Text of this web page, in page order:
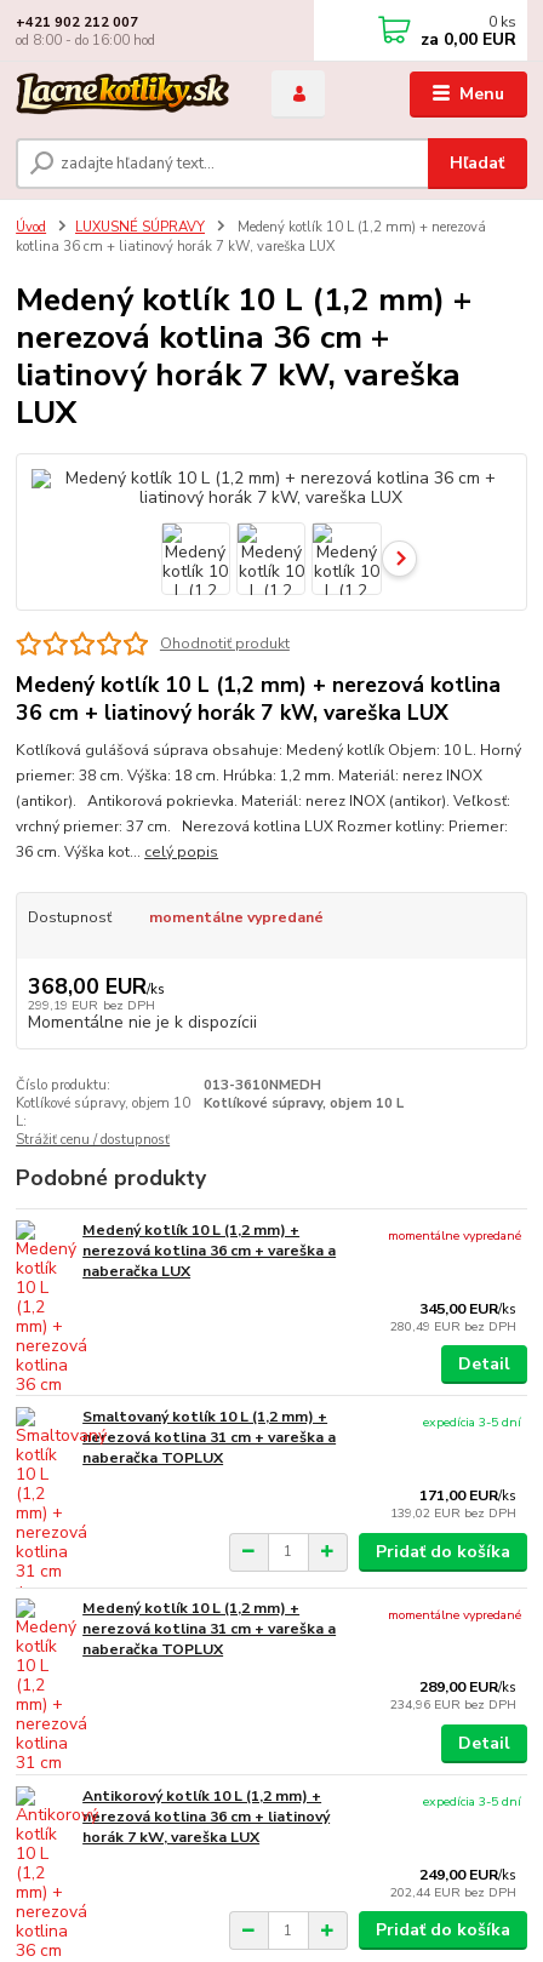
Menu
Hľadať
+421 902 212 007
od 8:00 - do 16:00 hod
0 ks
za 0,00 EUR
Úvod LUXUSNÉ SÚPRAVY
Medený kotlík 10 L (1,2 mm) + nerezová
kotlina 36 cm + liatinový horák 7 kW, vareška LUX
Medený kotlík 10 L (1,2 mm) +
nerezová kotlina 36 cm +
liatinový horák 7 kW, vareška
LUX
Ohodnotiť produkt
Medený kotlík 10 L (1,2 mm) + nerezová kotlina
36 cm + liatinový horák 7 kW, vareška LUX
Kotlíková gulášová súprava obsahuje: Medený kotlík Objem: 10 L. Horný
priemer: 38 cm. Výška: 18 cm. Hrúbka: 1,2 mm. Materiál: nerez INOX
(antikor). Antikorová pokrievka. Materiál: nerez INOX (antikor). Veľkosť:
vrchný priemer: 37 cm. Nerezová kotlina LUX Rozmer kotliny: Priemer:
36 cm. Výška kot... celý popis
Dostupnosť momentálne vypredané
368,00 EUR/ks
299,19 EUR bez DPH
Momentálne nie je k dispozícii
Číslo produktu:
013-3610NMEDH
Kotlíkové súpravy, objem 10
L:
Kotlíkové súpravy, objem 10 L
Strážiť cenu / dostupnosť
Podobné produkty
Medený kotlík 10 L (1,2 mm) +
nerezová kotlina 36 cm + vareška a
naberačka LUX
345,00 EUR/ks
280,49 EUR bez DPH
momentálne vypredané
Detail
Smaltovaný kotlík 10 L (1,2 mm) +
nerezová kotlina 31 cm + vareška a
naberačka TOPLUX
171,00 EUR/ks
139,02 EUR bez DPH
expedícia 3-5 dní
Pridať do košíka
Medený kotlík 10 L (1,2 mm) +
nerezová kotlina 31 cm + vareška a
naberačka TOPLUX
289,00 EUR/ks
234,96 EUR bez DPH
momentálne vypredané
Detail
Antikorový kotlík 10 L (1,2 mm) +
nerezová kotlina 36 cm + liatinový
horák 7 kW, vareška LUX
249,00 EUR/ks
202,44 EUR bez DPH
expedícia 3-5 dní
Pridať do košíka